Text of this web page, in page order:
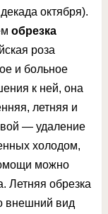
октября).
обрезка
роза
и больное
к ней, она
летняя и
— удаление
холодом,
можно
Летняя обрезка
внешний вид